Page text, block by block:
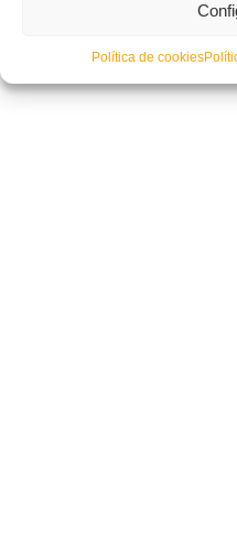
Política de cookies